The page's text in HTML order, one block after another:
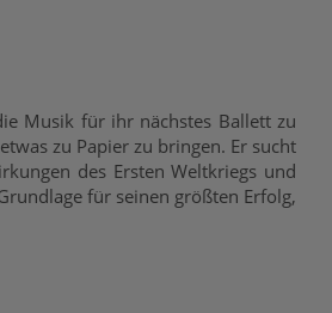
Musik für ihr nächstes Ballett zu
zu Papier zu bringen. Er sucht
des Ersten Weltkriegs und
für seinen größten Erfolg,